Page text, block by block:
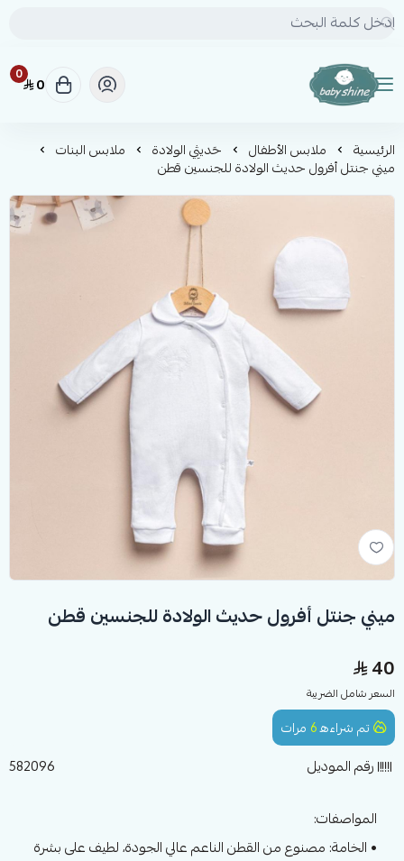
BABY SHINE
0 0
الرئيسية ملابس الأطفال حَديثِي الولادة ملابس البنات
ميني جنتل أفرول حديث الولادة للجنسين قطن
ميني جنتل أفرول حديث الولادة للجنسين قطن
السعر شامل الضريبة
40
المواصفات:
• الخامة: مصنوع من القطن الناعم عالي الجودة، لطيف على بشرة
تم شراءه6 مرات
رقم الموديل 582096